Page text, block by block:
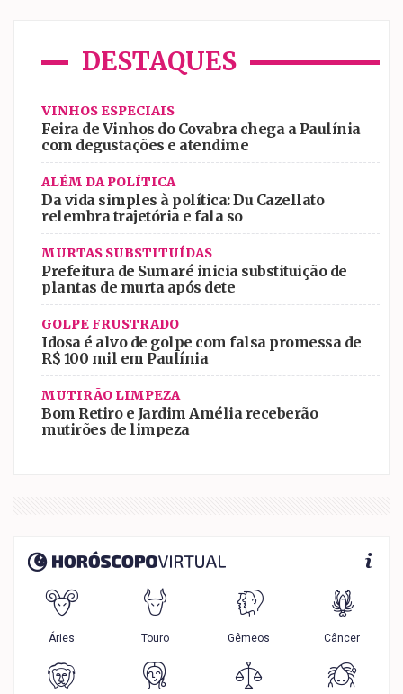
DESTAQUES
VINHOS ESPECIAIS
Feira de Vinhos do Covabra chega a Paulínia
com degustações e atendime
ALÉM DA POLÍTICA
Da vida simples à política: Du Cazellato
relembra trajetória e fala so
MURTAS SUBSTITUÍDAS
Prefeitura de Sumaré inicia substituição de
plantas de murta após dete
GOLPE FRUSTRADO
Idosa é alvo de golpe com falsa promessa de
R$ 100 mil em Paulínia
MUTIRÃO LIMPEZA
Bom Retiro e Jardim Amélia receberão
mutirões de limpeza